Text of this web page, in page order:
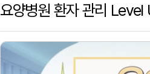
요양병원 환자 관리 Level